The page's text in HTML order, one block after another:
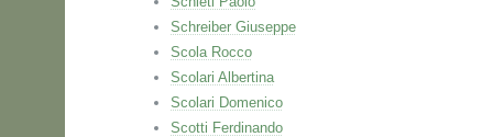
Schreiber Giuseppe
Scola Rocco
Scolari Albertina
Scolari Domenico
Scotti Ferdinando